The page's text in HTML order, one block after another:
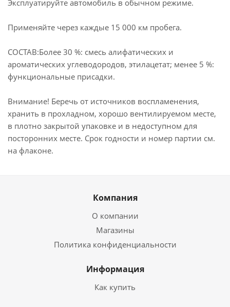
Эксплуатируйте автомобиль в обычном режиме.
Применяйте через каждые 15 000 км пробега.
СОСТАВ:Более 30 %: смесь алифатических и
ароматических углеводородов, этилацетат; менее 5 %:
функциональные присадки.
Внимание! Беречь от источников воспламенения,
хранить в прохладном, хорошо вентилируемом месте,
в плотно закрытой упаковке и в недоступном для
посторонних месте. Срок годности и номер партии см.
на флаконе.
Компания
О компании
Магазины
Политика конфиденциальности
Информация
Как купить